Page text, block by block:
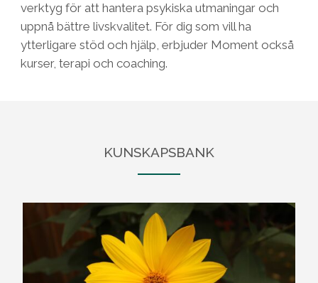
verktyg för att hantera psykiska utmaningar och
uppnå bättre livskvalitet. För dig som vill ha
ytterligare stöd och hjälp, erbjuder Moment också
kurser, terapi och coaching.
KUNSKAPSBANK